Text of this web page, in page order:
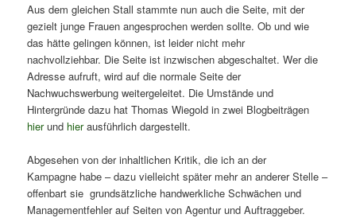
Aus dem gleichen Stall stammte nun auch die Seite, mit der
gezielt junge Frauen angesprochen werden sollte. Ob und wie
das hätte gelingen können, ist leider nicht mehr
nachvollziehbar. Die Seite ist inzwischen abgeschaltet. Wer die
Adresse aufruft, wird auf die normale Seite der
Nachwuchswerbung weitergeleitet. Die Umstände und
Hintergründe dazu hat Thomas Wiegold in zwei Blogbeiträgen
hierund hierausführlich dargestellt.
Abgesehen von der inhaltlichen Kritik, die ich an der
Kampagne habe – dazu vielleicht später mehr an anderer Stelle –
offenbart sie grundsätzliche handwerkliche Schwächen und
Managementfehler auf Seiten von Agentur und Auftraggeber.